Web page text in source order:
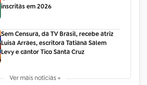
inscritas em 2026
Sem Censura, da TV Brasil, recebe atriz
Luisa Arraes, escritora Tatiana Salem
Levy e cantor Tico Santa Cruz
Ver mais notícias +